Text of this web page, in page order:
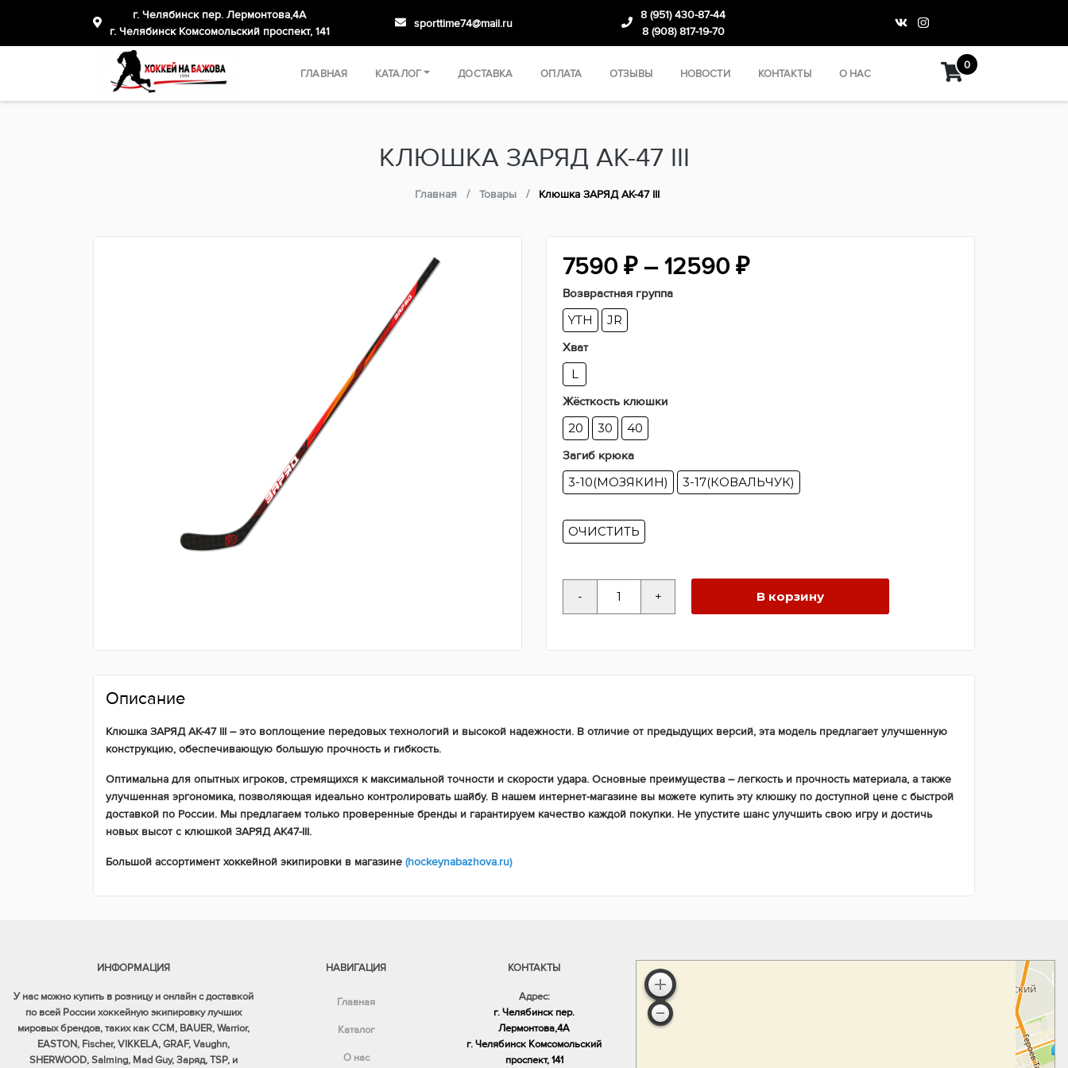
г. Челябинск пер. Лермонтова,4А
​г. Челябинск Комсомольский проспект, 141
sporttime74@mail.ru
8 (951) 430-87-44
8 (908) 817-19-70
ГЛАВНАЯ КАТАЛОГ ДОСТАВКА ОПЛАТА ОТЗЫВЫ НОВОСТИ КОНТАКТЫ О НАС
0
КЛЮШКА ЗАРЯД АК-47 III
Главная Товары Клюшка ЗАРЯД АК-47 III
7590 ₽ – 12590 ₽Диапазон
Возврастная группа
YTH JR
Хват
L
Жёсткость клюшки
20 30 40
Загиб крюка
3-10(МОЗЯКИН) 3-17(КОВАЛЬЧУК)
ОЧИСТИТЬ
-
товара
+ В корзину
Описание
Клюшка ЗАРЯД АК-47 III – это воплощение передовых технологий и высокой надежности. В отличие от предыдущих версий, эта модель предлагает улучшенную
конструкцию, обеспечивающую большую прочность и гибкость.
Оптимальна для опытных игроков, стремящихся к максимальной точности и скорости удара. Основные преимущества – легкость и прочность материала, а также
улучшенная эргономика, позволяющая идеально контролировать шайбу. В нашем интернет-магазине вы можете купить эту клюшку по доступной цене с быстрой
доставкой по России. Мы предлагаем только проверенные бренды и гарантируем качество каждой покупки. Не упустите шанс улучшить свою игру и достичь
новых высот с клюшкой ЗАРЯД АК47-III.
Большой ассортимент хоккейной экипировки в магазине (hockeynabazhova.ru)
ИНФОРМАЦИЯ
У нас можно купить в розницу и онлайн с доставкой
по всей России хоккейную экипировку лучших
мировых брендов, таких как CCM, BAUER, Warrior,
EASTON, Fischer, VIKKELA, GRAF, Vaughn,
SHERWOOD, Salming, Mad Guy, Заряд, TSP, и
НАВИГАЦИЯ
Главная
Каталог
О нас
КОНТАКТЫ
Адрес:
г. Челябинск пер.
Лермонтова,4А
​г. Челябинск Комсомольский
проспект, 141